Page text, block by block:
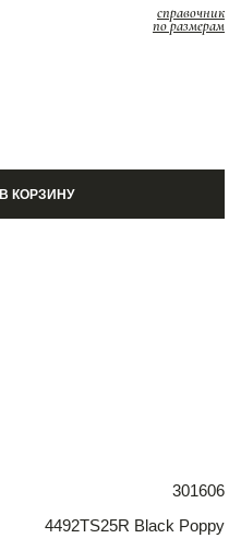
справочник
по размерам
КОРЗИНУ
301606
4492TS25R Black Poppy